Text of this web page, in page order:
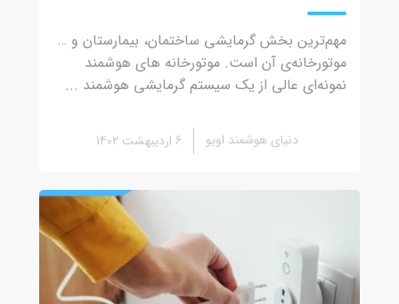
مهم‌ترین بخش گرمایشی ساختمان، بیمارستان و …
موتورخانه‌ی آن است. موتورخانه های هوشمند
نمونه‌ای عالی از یک سیستم گرمایشی هوشمند ...
دنیای هوشمند اویو